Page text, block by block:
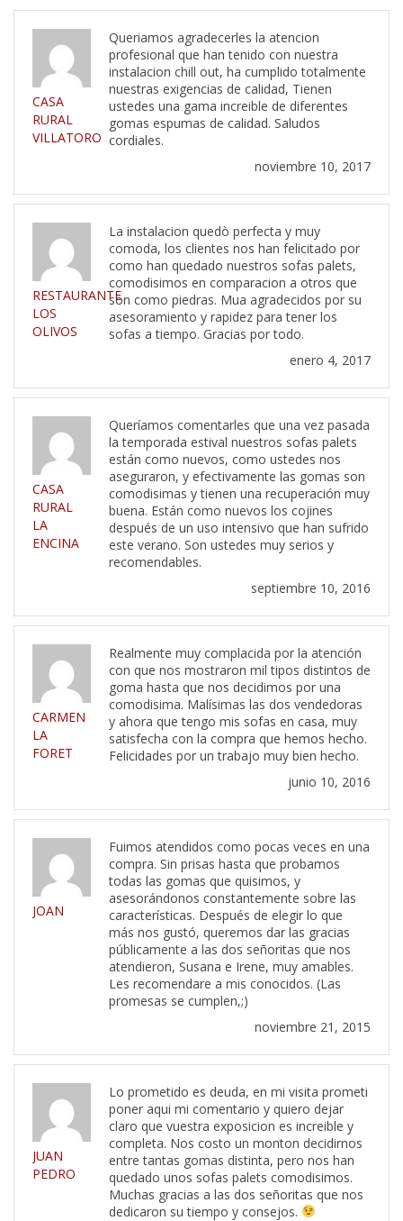
CASA
RURAL
VILLATORO
Queriamos agradecerles la atencion
profesional que han tenido con nuestra
instalacion chill out, ha cumplido totalmente
nuestras exigencias de calidad, Tienen
ustedes una gama increible de diferentes
gomas espumas de calidad. Saludos
cordiales.
noviembre 10, 2017
RESTAURANTE
LOS
OLIVOS
La instalacion quedò perfecta y muy
comoda, los clientes nos han felicitado por
como han quedado nuestros sofas palets,
comodisimos en comparacion a otros que
son como piedras. Mua agradecidos por su
asesoramiento y rapidez para tener los
sofas a tiempo. Gracias por todo.
enero 4, 2017
CASA
RURAL
LA
ENCINA
Queríamos comentarles que una vez pasada
la temporada estival nuestros sofas palets
están como nuevos, como ustedes nos
aseguraron, y efectivamente las gomas son
comodisimas y tienen una recuperación muy
buena. Están como nuevos los cojines
después de un uso intensivo que han sufrido
este verano. Son ustedes muy serios y
recomendables.
septiembre 10, 2016
CARMEN
LA
FORET
Realmente muy complacida por la atención
con que nos mostraron mil tipos distintos de
goma hasta que nos decidimos por una
comodisima. Malísimas las dos vendedoras
y ahora que tengo mis sofas en casa, muy
satisfecha con la compra que hemos hecho.
Felicidades por un trabajo muy bien hecho.
junio 10, 2016
JOAN
Fuimos atendidos como pocas veces en una
compra. Sin prisas hasta que probamos
todas las gomas que quisimos, y
asesorándonos constantemente sobre las
características. Después de elegir lo que
más nos gustó, queremos dar las gracias
públicamente a las dos señoritas que nos
atendieron, Susana e Irene, muy amables.
Les recomendare a mis conocidos. (Las
promesas se cumplen,;)
noviembre 21, 2015
JUAN
PEDRO
Lo prometido es deuda, en mi visita prometi
poner aqui mi comentario y quiero dejar
claro que vuestra exposicion es increible y
completa. Nos costo un monton decidirnos
entre tantas gomas distinta, pero nos han
quedado unos sofas palets comodisimos.
Muchas gracias a las dos señoritas que nos
dedicaron su tiempo y consejos.